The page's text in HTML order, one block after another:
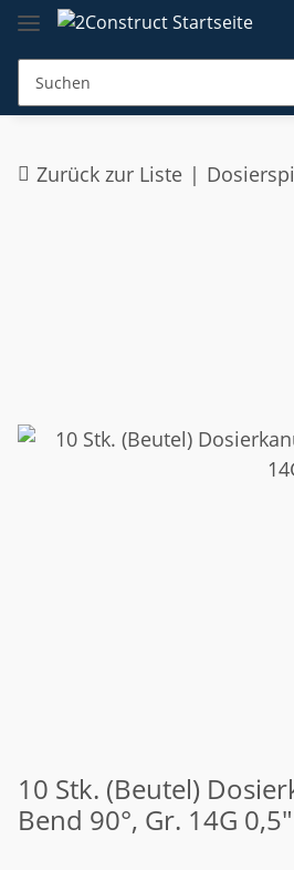
Zurück zur Liste
10 Stk. (Beutel)
Bend 90°, Gr. 14G